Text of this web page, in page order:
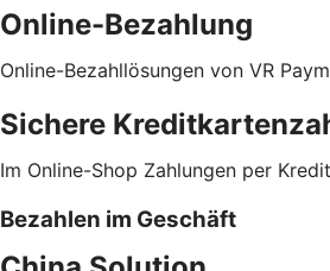
Online-Bezahlung
Online-Bezahllösungen von VR
Sichere
Im Online-Shop Zahlungen per
Bezahlen im Geschäft